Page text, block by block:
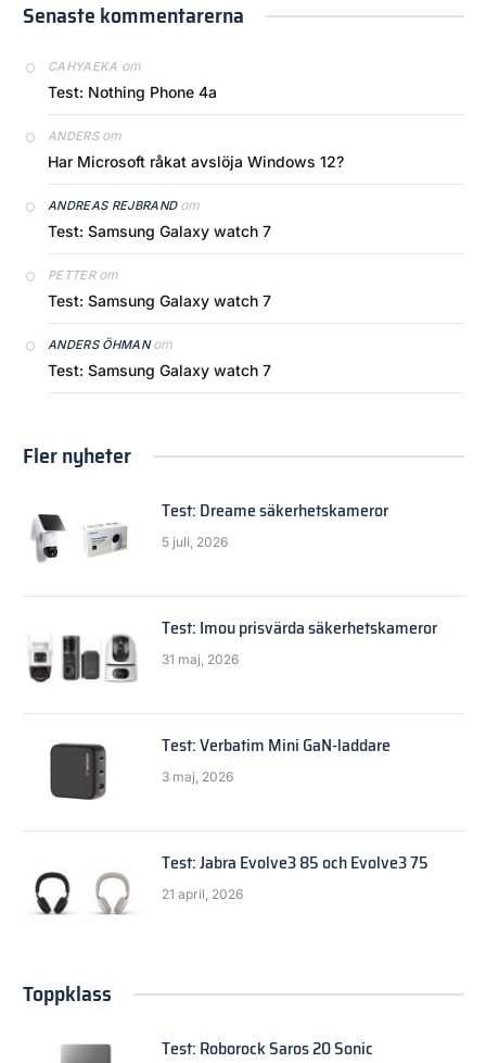
Senaste kommentarerna
CAHYAEKA om
Test: Nothing Phone 4a
ANDERSom
Har Microsoft råkat avslöja Windows 12?
ANDREAS REJBRANDom
Test: Samsung Galaxy watch 7
PETTERom
Test: Samsung Galaxy watch 7
ANDERS ÖHMANom
Test: Samsung Galaxy watch 7
Fler nyheter
Test: Dreame säkerhetskameror
5 juli, 2026
Test: Imou prisvärda säkerhetskameror
31 maj, 2026
Test: Verbatim Mini GaN-laddare
3 maj, 2026
Test: Jabra Evolve3 85 och Evolve3 75
21 april, 2026
Toppklass
Test: Roborock Saros 20 Sonic